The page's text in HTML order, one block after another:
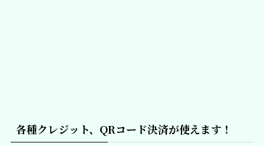
各種クレジット、QRコード決済が使えます！